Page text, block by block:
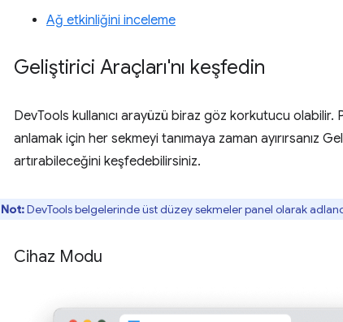
Ağ etkinliğini inceleme
Geliştirici Araçları'nı keşfedin
DevTools kullanıcı arayüzü biraz göz korkutucu
anlamak için her sekmeyi tanımaya zaman ayırırsanız
artırabileceğini keşfedebilirsiniz.
Not:DevTools belgelerinde üst düzey sekmeler panel olarak
Cihaz Modu